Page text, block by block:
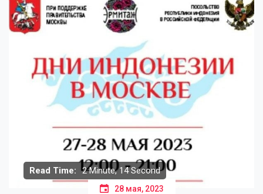
Read Time: 2 Minute, 14 Second
28 мая, 2023